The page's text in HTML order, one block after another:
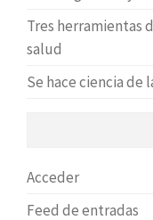
Tres herramientas
salud
Se hace ciencia de
Acceder
Feed de entradas